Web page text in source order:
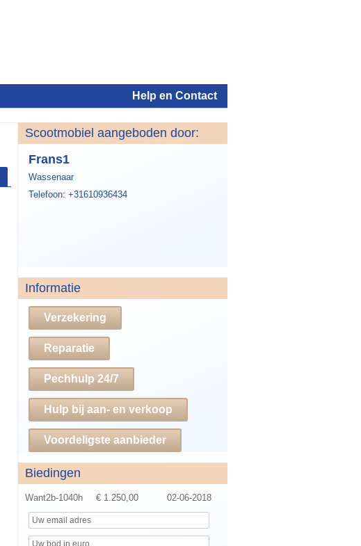
Help en Contact
Scootmobiel aangeboden door:
Frans1
Wassenaar
Telefoon: +31610936434
Informatie
Verzekering
Reparatie
Pechhulp 24/7
Hulp bij aan- en verkoop
Voordeligste aanbieder
Biedingen
Want2b-1040h € 1.250,00 02-06-2018